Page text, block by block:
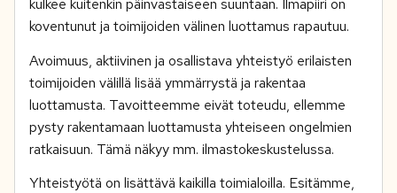
kulkee kuitenkin päinvastaiseen suuntaan. Ilmapiiri on
koventunut ja toimijoiden välinen luottamus rapautuu.
Avoimuus, aktiivinen ja osallistava yhteistyö erilaisten
toimijoiden välillä lisää ymmärrystä ja rakentaa
luottamusta. Tavoitteemme eivät toteudu, ellemme
pysty rakentamaan luottamusta yhteiseen ongelmien
ratkaisuun. Tämä näkyy mm. ilmastokeskustelussa.
Yhteistyötä on lisättävä kaikilla toimialoilla. Esitämme,